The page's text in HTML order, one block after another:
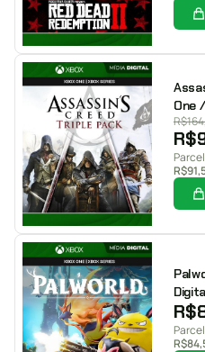
One
R$
R$
R$
R$
R$